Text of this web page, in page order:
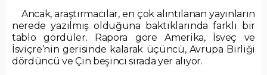
Ancak, araştırmacılar, en çok alıntılanan yayınların
nerede yazılmış olduğuna baktıklarında farklı bir
tablo gördüler. Rapora göre Amerika, İsveç ve
İsviçre’nin gerisinde kalarak üçüncü, Avrupa Birliği
dördüncü ve Çin beşinci sırada yer alıyor.